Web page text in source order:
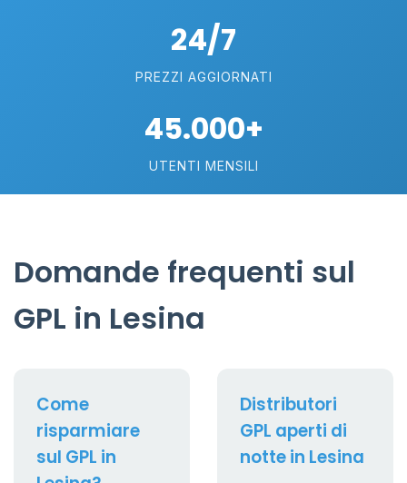
24/7
PREZZI AGGIORNATI
45.000+
UTENTI MENSILI
Domande frequenti sul
GPL in Lesina
Come
risparmiare
sul GPL in
Distributori
GPL aperti di
notte in Lesina